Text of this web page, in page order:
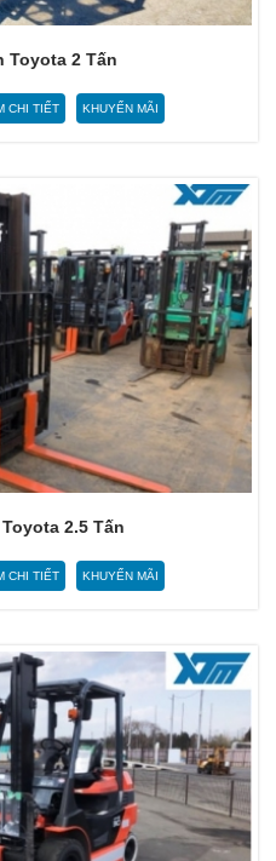
Toyota 2 Tấn
CHI TIẾT KHUYẾN MÃI
2.5 Tấn
CHI TIẾT KHUYẾN MÃI